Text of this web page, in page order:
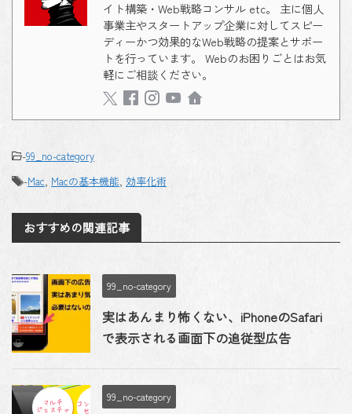
イト構築・Web戦略コンサル etc。 主に個人
事業主やスタートアップ企業に対してスピー
ディーかつ効果的なWeb戦略の提案とサポー
トを行っています。 Webのお困りごとはお気
軽にご相談ください。
-99_no-category
-Mac Macの基本機能 効率化術
おすすめの関連記事
99_no-category
実はあんまり怖くない、iPhoneのSafari
で表示される画面下の追従型広告
99_no-category